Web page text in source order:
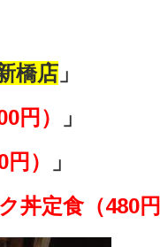
橋店 」
円）
」
）
」
丼定食（480